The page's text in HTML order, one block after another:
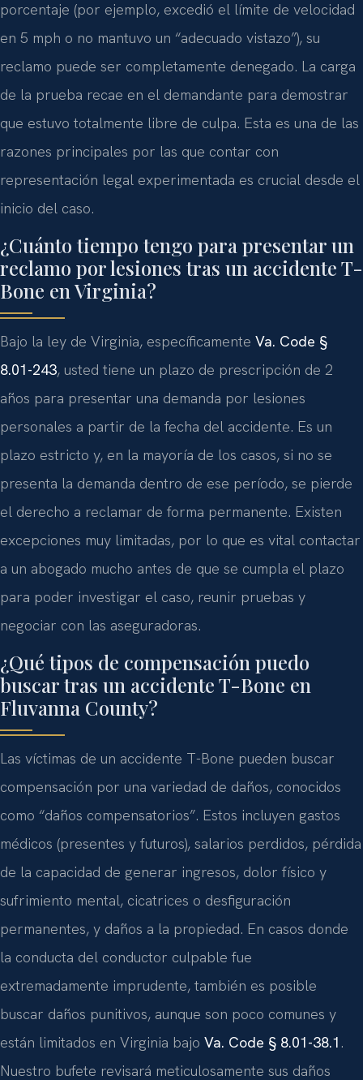
porcentaje (por ejemplo, excedió el límite de velocidad
en 5 mph o no mantuvo un “adecuado vistazo”), su
reclamo puede ser completamente denegado. La carga
de la prueba recae en el demandante para demostrar
que estuvo totalmente libre de culpa. Esta es una de las
razones principales por las que contar con
representación legal experimentada es crucial desde el
inicio del caso.
¿Cuánto tiempo tengo para presentar un
reclamo por lesiones tras un accidente T-
Bone en Virginia?
Bajo la ley de Virginia, específicamente Va. Code §
8.01-243, usted tiene un plazo de prescripción de 2
años para presentar una demanda por lesiones
personales a partir de la fecha del accidente. Es un
plazo estricto y, en la mayoría de los casos, si no se
presenta la demanda dentro de ese período, se pierde
el derecho a reclamar de forma permanente. Existen
excepciones muy limitadas, por lo que es vital contactar
a un abogado mucho antes de que se cumpla el plazo
para poder investigar el caso, reunir pruebas y
negociar con las aseguradoras.
¿Qué tipos de compensación puedo
buscar tras un accidente T-Bone en
Fluvanna County?
Las víctimas de un accidente T-Bone pueden buscar
compensación por una variedad de daños, conocidos
como “daños compensatorios”. Estos incluyen gastos
médicos (presentes y futuros), salarios perdidos, pérdida
de la capacidad de generar ingresos, dolor físico y
sufrimiento mental, cicatrices o desfiguración
permanentes, y daños a la propiedad. En casos donde
la conducta del conductor culpable fue
extremadamente imprudente, también es posible
buscar daños punitivos, aunque son poco comunes y
están limitados en Virginia bajo Va. Code § 8.01-38.1 .
Nuestro bufete revisará meticulosamente sus daños